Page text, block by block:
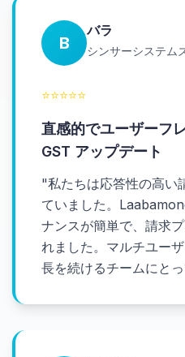
B
バラ
シンサーシステム
⭐⭐⭐⭐⭐
直感的でユーザーフ
GST アップデート
"私たちは応答性の高い
ていました。
ナンスが簡単で、請求
れました。マルチユー
長を続けるチームにとっ